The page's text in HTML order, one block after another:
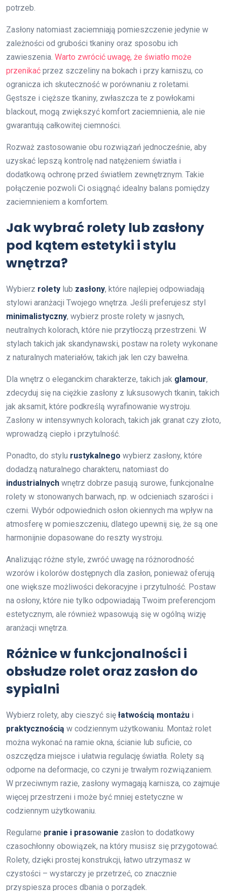
potrzeb.
Zasłony natomiast zaciemniają pomieszczenie jedynie w
zależności od grubości tkaniny oraz sposobu ich
zawieszenia. Warto zwrócić uwagę, że światło może
przenikać przez szczeliny na bokach i przy karniszu, co
ogranicza ich skuteczność w porównaniu z roletami.
Gęstsze i cięższe tkaniny, zwłaszcza te z powłokami
blackout, mogą zwiększyć komfort zaciemnienia, ale nie
gwarantują całkowitej ciemności.
Rozważ zastosowanie obu rozwiązań jednocześnie, aby
uzyskać lepszą kontrolę nad natężeniem światła i
dodatkową ochronę przed światłem zewnętrznym. Takie
połączenie pozwoli Ci osiągnąć idealny balans pomiędzy
zaciemnieniem a komfortem.
Jak wybrać rolety lub zasłony
pod kątem estetyki i stylu
wnętrza?
Wybierz rolety lub zasłony, które najlepiej odpowiadają
stylowi aranżacji Twojego wnętrza. Jeśli preferujesz styl
minimalistyczny, wybierz proste rolety w jasnych,
neutralnych kolorach, które nie przytłoczą przestrzeni. W
stylach takich jak skandynawski, postaw na rolety wykonane
z naturalnych materiałów, takich jak len czy bawełna.
Dla wnętrz o eleganckim charakterze, takich jak glamour,
zdecyduj się na ciężkie zasłony z luksusowych tkanin, takich
jak aksamit, które podkreślą wyrafinowanie wystroju.
Zasłony w intensywnych kolorach, takich jak granat czy złoto,
wprowadzą ciepło i przytulność.
Ponadto, do stylu rustykalnego wybierz zasłony, które
dodadzą naturalnego charakteru, natomiast do
industrialnych wnętrz dobrze pasują surowe, funkcjonalne
rolety w stonowanych barwach, np. w odcieniach szarości i
czerni. Wybór odpowiednich osłon okiennych ma wpływ na
atmosferę w pomieszczeniu, dlatego upewnij się, że są one
harmonijnie dopasowane do reszty wystroju.
Analizując różne style, zwróć uwagę na różnorodność
wzorów i kolorów dostępnych dla zasłon, ponieważ oferują
one większe możliwości dekoracyjne i przytulność. Postaw
na osłony, które nie tylko odpowiadają Twoim preferencjom
estetycznym, ale również wpasowują się w ogólną wizję
aranżacji wnętrza.
Różnice w funkcjonalności i
obsłudze rolet oraz zasłon do
sypialni
Wybierz rolety, aby cieszyć się łatwością montażu i
praktycznością w codziennym użytkowaniu. Montaż rolet
można wykonać na ramie okna, ścianie lub suficie, co
oszczędza miejsce i ułatwia regulację światła. Rolety są
odporne na deformacje, co czyni je trwałym rozwiązaniem.
W przeciwnym razie, zasłony wymagają karnisza, co zajmuje
więcej przestrzeni i może być mniej estetyczne w
codziennym użytkowaniu.
Regularne pranie i prasowanie zasłon to dodatkowy
czasochłonny obowiązek, na który musisz się przygotować.
Rolety, dzięki prostej konstrukcji, łatwo utrzymasz w
czystości – wystarczy je przetrzeć, co znacznie
przyspiesza proces dbania o porządek.